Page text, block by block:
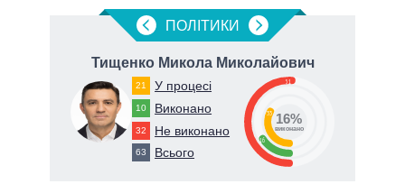
ПОЛIТИКИ
Тищенко Микола Миколайович
21 У процесі
10 Виконано
32 Не виконано
63 Всього
51
16
33 16%
виконано